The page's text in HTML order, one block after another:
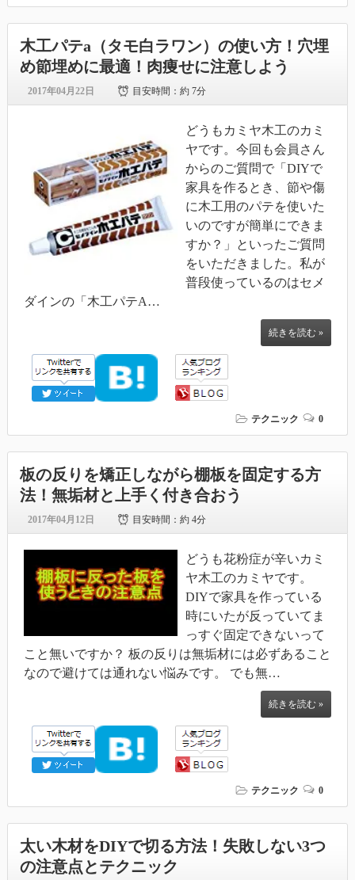
木工パテa（タモ白ラワン）の使い方！穴埋
め節埋めに最適！肉痩せに注意しよう
2017年04月22日 目安時間：約 7分
どうもカミヤ木工のカミ
ヤです。今回も会員さん
からのご質問で「DIYで
家具を作るとき、節や傷
に木工用のパテを使いた
いのですが簡単にできま
すか？」といったご質問
をいただきました。私が
普段使っているのはセメ
ダインの「木工パテA…
続きを読む »
テクニック 0
板の反りを矯正しながら棚板を固定する方
法！無垢材と上手く付き合おう
2017年04月12日 目安時間：約 4分
どうも花粉症が辛いカミ
ヤ木工のカミヤです。
DIYで家具を作っている
時にいたが反っていてま
っすぐ固定できないって
こと無いですか？ 板の反りは無垢材には必ずあること
なので避けては通れない悩みです。 でも無…
続きを読む »
テクニック 0
太い木材をDIYで切る方法！失敗しない3つ
の注意点とテクニック